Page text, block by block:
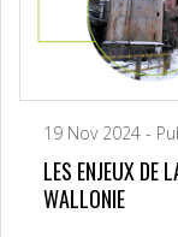
19 Nov 2024 -
LES ENJEUX DE
WALLONIE